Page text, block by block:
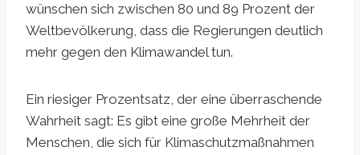
wünschen sich zwischen 80 und 89 Prozent der
Weltbevölkerung, dass die Regierungen deutlich
mehr gegen den Klimawandel tun.
Ein riesiger Prozentsatz, der eine überraschende
Wahrheit sagt: Es gibt eine große Mehrheit der
Menschen, die sich für Klimaschutzmaßnahmen